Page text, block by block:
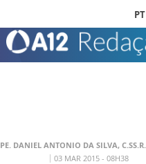
PT
PE. DANIEL ANTONIO DA SILVA, C.SS.R.
03 MAR 2015 - 08H38